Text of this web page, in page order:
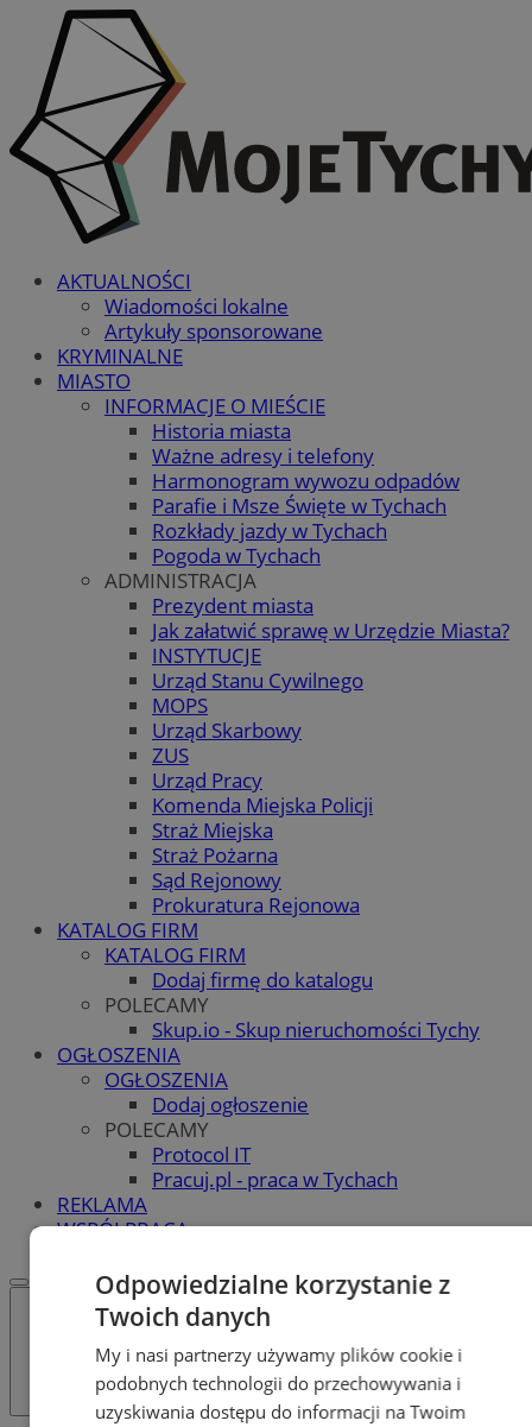
AKTUALNOŚCI
Wiadomości lokalne
Artykuły sponsorowane
KRYMINALNE
MIASTO
INFORMACJE O MIEŚCIE
Historia miasta
Ważne adresy i telefony
Harmonogram wywozu odpadów
Parafie i Msze Święte w Tychach
Rozkłady jazdy w Tychach
Pogoda w Tychach
ADMINISTRACJA
Prezydent miasta
Jak załatwić sprawę w Urzędzie Miasta?
INSTYTUCJE
Urząd Stanu Cywilnego
MOPS
Urząd Skarbowy
ZUS
Urząd Pracy
Komenda Miejska Policji
Straż Miejska
Straż Pożarna
Sąd Rejonowy
Prokuratura Rejonowa
KATALOG FIRM
KATALOG FIRM
Dodaj firmę do katalogu
POLECAMY
Skup.io - Skup nieruchomości Tychy
OGŁOSZENIA
OGŁOSZENIA
Dodaj ogłoszenie
POLECAMY
Protocol IT
Pracuj.pl - praca w Tychach
REKLAMA
WSPÓŁPRACA
Odpowiedzialne korzystanie z
Twoich danych
My i nasi partnerzy używamy plików cookie i
podobnych technologii do przechowywania i
uzyskiwania dostępu do informacji na Twoim